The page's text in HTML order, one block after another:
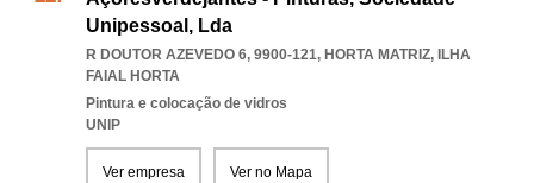
Unipessoal, Lda
R DOUTOR AZEVEDO 6, 9900-121, HORTA MATRIZ, ILHA
FAIAL HORTA
Pintura e colocação de vidros
UNIP
Ver empresa Ver no Mapa